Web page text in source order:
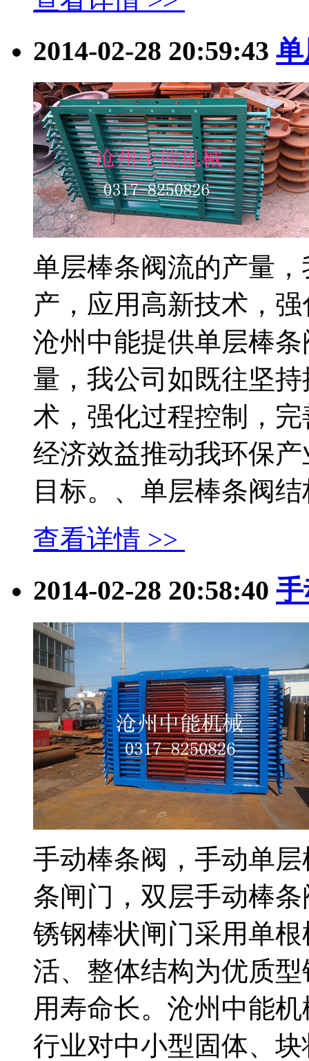
2014-02-28 20:59:43
单层棒条阀流的产量
产，应用高新技术，
沧州中能提供单层棒
量，我公司如既往坚
术，强化过程控制，
经济效益推动我环保
目标。、单层棒条阀
查看详情 >>
2014-02-28 20:58:40
手动棒条阀，手动单
条闸门，双层手动棒
锈钢棒状闸门采用单
活、整体结构为优质
用寿命长。沧州中能
行业对中小型固体、